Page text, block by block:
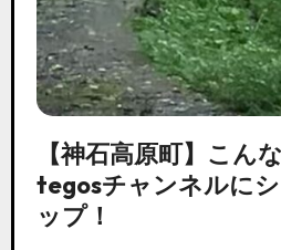
【神石高原町】こん
tegosチャンネルに
ップ！